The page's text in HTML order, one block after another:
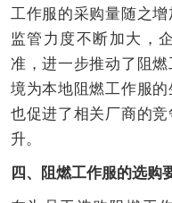
工作服的采购量随之
监管力度不断加大，
准，进一步推动了阻
境为本地阻燃工作服的
也促进了相关厂商的
升。
四、阻燃工作服的选购